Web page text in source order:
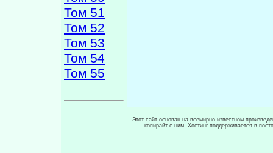
Том 51
Том 52
Том 53
Том 54
Том 55
Этот сайт основан на всемирно известном
копирайт с ним. Хостинг поддерживается в